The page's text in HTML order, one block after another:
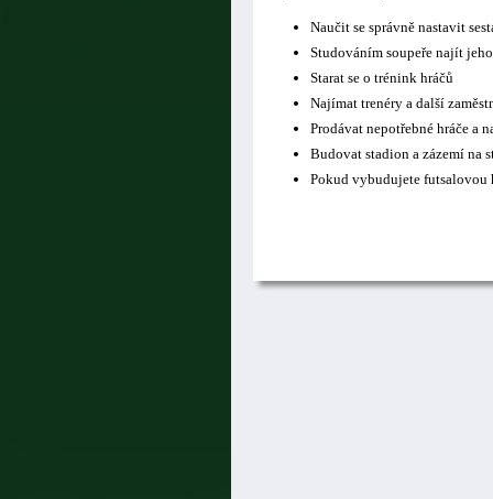
Naučit se správně nastavit
Studováním soupeře najít
Starat se o trénink hráčů
Najímat trenéry a další
Prodávat nepotřebné hráče a
Budovat stadion a zázemí na
Pokud vybudujete futsalovou